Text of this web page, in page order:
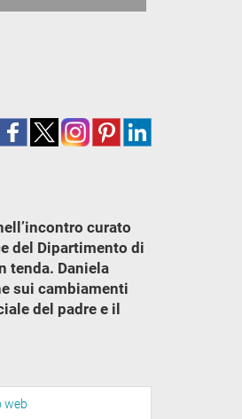
curato
del Dipartimento di
tenda. Daniela
sui cambiamenti
del padre e il
web